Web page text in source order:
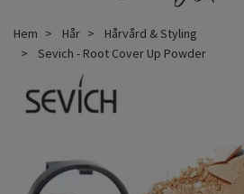
Hem Hår
Hårvård & Styling
Sevich - Root Cover Up Powder